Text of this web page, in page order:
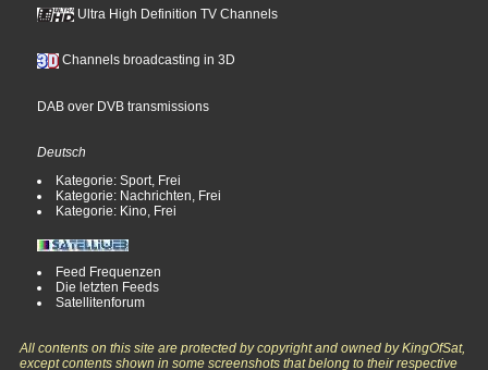
Ultra High Definition TV Channels
Channels broadcasting in 3D
DAB over DVB transmissions
Deutsch
Kategorie: Sport, Frei
Kategorie: Nachrichten, Frei
Kategorie: Kino, Frei
Feed Frequenzen
Die letzten Feeds
Satellitenforum
All contents on this site are protected by copyright and owned by KingOfSat,
except contents shown in some screenshots that belong to their respective